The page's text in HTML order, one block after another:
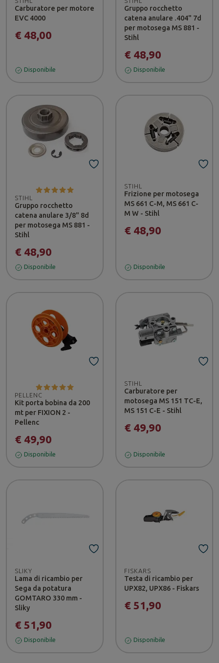
Carburatore per motore
EVC 4000
€ 48,00
Disponibile
Gruppo rocchetto
catena anulare .404" 7d
per motosega MS 881 -
Stihl
€ 48,90
Disponibile
STIHL
Gruppo rocchetto
catena anulare 3/8" 8d
per motosega MS 881 -
Stihl
€ 48,90
Disponibile
STIHL
Frizione per motosega
MS 661 C-M, MS 661 C-
M W - Stihl
€ 48,90
Disponibile
PELLENC
Kit porta bobina da 200
mt per FIXION 2 -
Pellenc
€ 49,90
Disponibile
STIHL
Carburatore per
motosega MS 151 TC-E,
MS 151 C-E - Stihl
€ 49,90
Disponibile
SLIKY
Lama di ricambio per
Sega da potatura
GOMTARO 330 mm -
Sliky
€ 51,90
Disponibile
FISKARS
Testa di ricambio per
UPX82, UPX86 - Fiskars
€ 51,90
Disponibile